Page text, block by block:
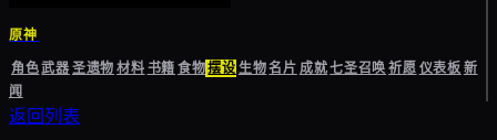
原神
角色武器圣遗物材料书籍食物摆设生物名片成就七圣召唤祈愿仪表板新
闻
返回列表